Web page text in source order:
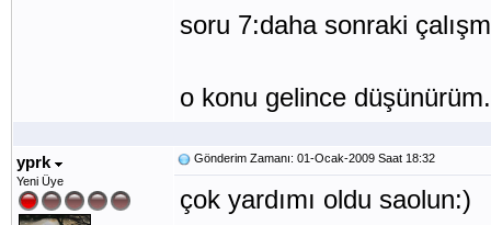
soru 7:daha sonraki
o konu gelince düşünürüm.
yprk
Yeni Üye
Gönderim Zamanı: 01-Ocak-2009 Saat 18:32
çok yardımı oldu saolun:)